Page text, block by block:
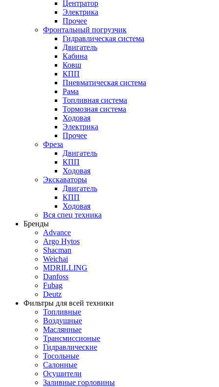
Центратор
Электрика
Прочее
Фронтальный погрузчик
Гидравлическая система
Двигатель
Кабина
Ковш
КПП
Пневматическая система
Рама
Топливная система
Тормозная система
Ходовая
Электрика
Прочее
Фреза
Двигатель
КПП
Ходовая
Экскаваторы
Двигатель
КПП
Ходовая
Вся спец техника
Бренды
Advance
Argo Hytos
Shacman
Weichai
MDRILLING
Danfoss
Fubag
Deutz
Фильтры для всей техники
Топливные
Воздушные
Маслянные
Трансмиссионые
Гидравлические
Тосольные
Салонные
Осушители
Заливные горловины